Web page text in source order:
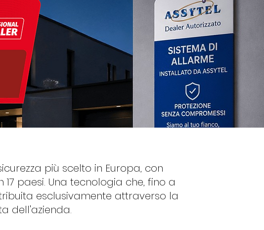
più scelto in Europa, con
paesi. Una tecnologia che, fino a
esclusivamente attraverso la
dell'azienda.